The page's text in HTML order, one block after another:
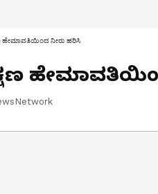
ಹೇಮಾವತಿಯಿಂದ ನೀರು ಹರಿಸಿ